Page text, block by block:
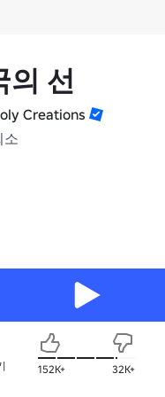
의 선
Creations
소
152K+ 32K+